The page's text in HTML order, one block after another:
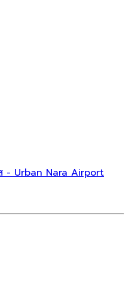
- Urban Nara Airport